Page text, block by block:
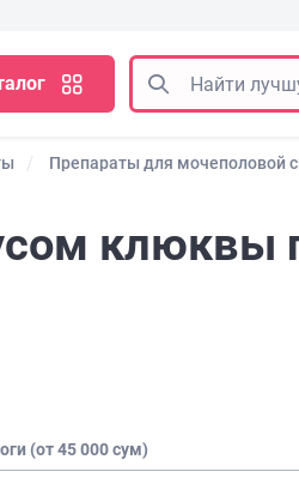
Препараты для мочеполовой
клюквы
(от 45 000 сум)